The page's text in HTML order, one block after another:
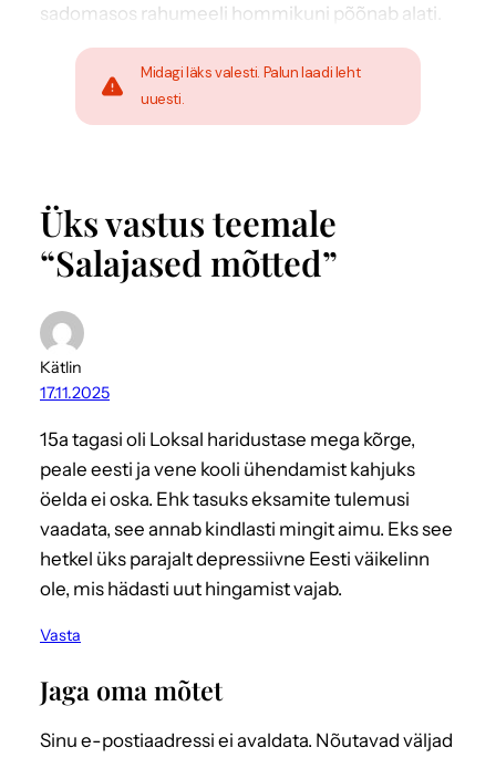
sadomasos rahumeeli hommikuni põõnab alati.
Midagi läks valesti. Palun laadi leht
uuesti.
Üks vastus teemale
“Salajased mõtted”
Kätlin
17.11.2025
15a tagasi oli Loksal haridustase mega kõrge,
peale eesti ja vene kooli ühendamist kahjuks
öelda ei oska. Ehk tasuks eksamite tulemusi
vaadata, see annab kindlasti mingit aimu. Eks see
hetkel üks parajalt depressiivne Eesti väikelinn
ole, mis hädasti uut hingamist vajab.
Vasta
Jaga oma mõtet
Sinu e-postiaadressi ei avaldata. Nõutavad väljad